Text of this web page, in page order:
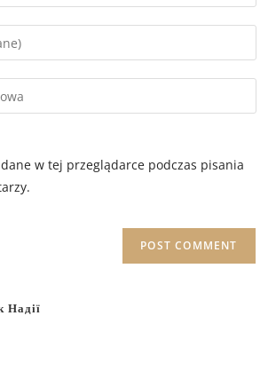
w tej przeglądarce podczas pisania
Надії